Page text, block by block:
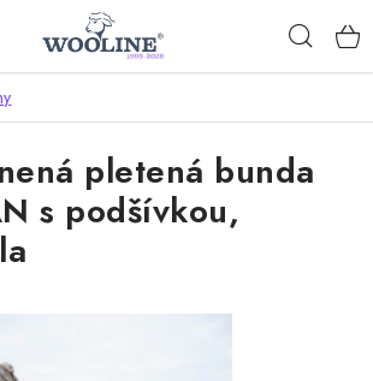
pletená bunda
s podšívkou,